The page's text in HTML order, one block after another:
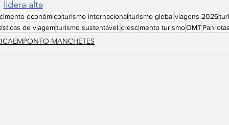
lidera alta
econômicoturismo internacionalturismo globalviagens 2025
de viagemturismo sustentável.crescimento turismoOMT
MANCHETES